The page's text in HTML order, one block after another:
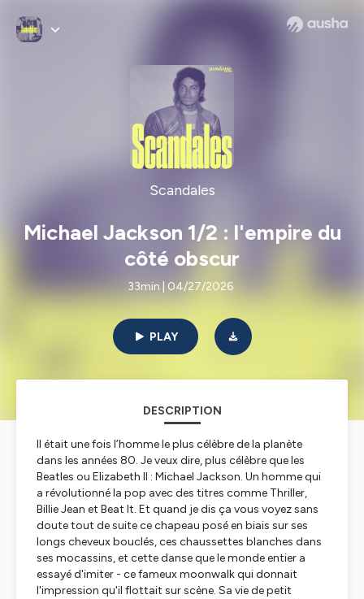
Scandales
Michael Jackson 1/2 : l'empire du
côté obscur
33min | 04/27/2026
PLAY
DESCRIPTION
Il était une fois l’homme le plus célèbre de la planète
dans les années 80. Je veux dire, plus célèbre que les
Beatles ou Elizabeth II : Michael Jackson. Un homme qui
a révolutionné la pop avec des titres comme Thriller,
Billie Jean et Beat It. Et quand je dis ça vous voyez sans
doute tout de suite ce chapeau posé en biais sur ses
longs cheveux bouclés, ces chaussettes blanches dans
ses mocassins, et cette danse que le monde entier a
essayé d'imiter - ce fameux moonwalk qui donnait
l'impression qu'il flottait sur scène. Sa vie de petit